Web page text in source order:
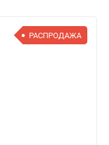
РАСПРОДАЖА